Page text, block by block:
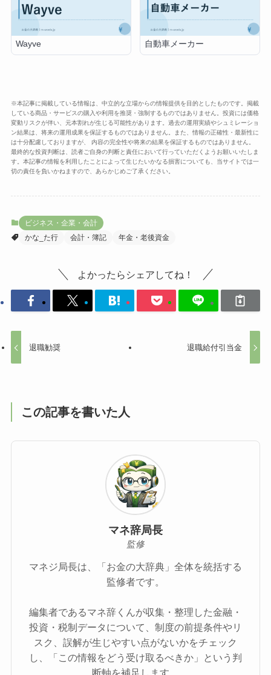
Wayve 自動車メーカー
※本記事に掲載している情報は、中立的な立場からの情報提供を目的としたものです。掲載
している商品・サービスの購入や利用を推奨・強制するものではありません。投資には価格
変動リスクが伴い、元本割れが生じる可能性があります。過去の運用実績やシュミレーショ
ン結果は、将来の運用成果を保証するものではありません。また、情報の正確性・最新性に
は十分配慮しておりますが、 内容の完全性や将来の結果を保証するものではありません。
最終的な投資判断は、読者ご自身の判断と責任において行っていただくようお願いいたしま
す。本記事の情報を利用したことによって生じたいかなる損害についても、当サイトでは一
切の責任を負いかねますので、あらかじめご了承ください。
ビジネス・企業・会計
かな_た行
会計・簿記 年金・老後資金
よかったらシェアしてね！
退職勧奨 退職給付引当金
この記事を書いた人
マネ辞局長
監修
マネジ局長は、「お金の大辞典」全体を統括する
監修者です。
編集者であるマネ辞くんが収集・整理した金融・
投資・税制データについて、制度の前提条件やリ
スク、誤解が生じやすい点がないかをチェック
し、「この情報をどう受け取るべきか」という判
断軸を補足します。